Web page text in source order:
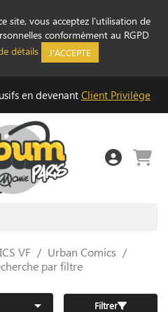
site, vous acceptez l’utilisation de
conformément au RGPD
détails J'ACCEPTE
en devenant Client Privilège
VF
Urban Comics
par filtre
 Filtrer